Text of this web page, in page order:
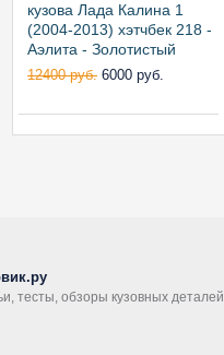
кузова Лада Калина 1
(2004-2013) хэтчбек 218 -
Аэлита - Золотистый
12400 руб. 6000 руб.
тесты, обзоры кузовных деталей